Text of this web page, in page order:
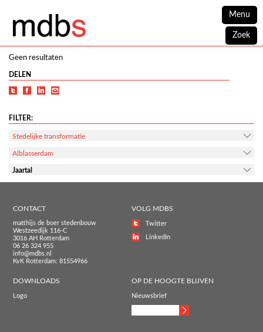
Menu
Zoek
Geen resultaten
DELEN
FILTER:
Stedelijke transformatie
Alblasserdam
Jaartal
CONTACT
matthijs de boer stedenbouw
Westzeedijk 116-C
3016 AH Rotterdam
06 26 324 955
info@mdbs.nl
KvK Rotterdam: 81554966
VOLG MDBS
Twitter
LinkedIn
DOWNLOADS
Logo
OP DE HOOGTE BLIJVEN
Nieuwsbrief